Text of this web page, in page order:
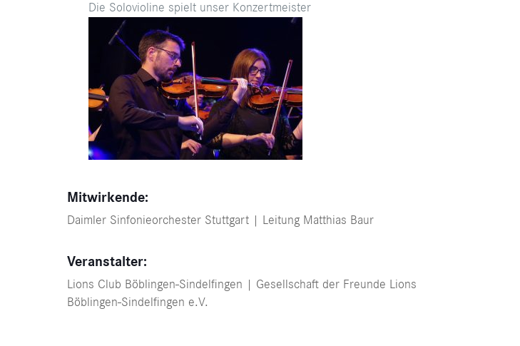
Die Solovioline spielt unser Konzertmeister
Mitwirkende:
Daimler Sinfonieorchester Stuttgart | Leitung Matthias Baur
Veranstalter:
Lions Club Böblingen-Sindelfingen | Gesellschaft der Freunde Lions
Böblingen-Sindelfingen e.V.